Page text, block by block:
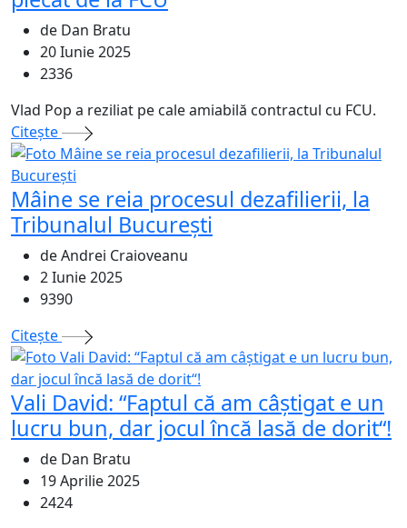
de Dan Bratu
20 Iunie 2025
2336
Vlad Pop a reziliat pe cale amiabilă contractul cu FCU.
Citeşte
Mâine se reia procesul dezafilierii, la
Tribunalul București
de Andrei Craioveanu
2 Iunie 2025
9390
Citeşte
Vali David: “Faptul că am câștigat e un
lucru bun, dar jocul încă lasă de dorit“!
de Dan Bratu
19 Aprilie 2025
2424